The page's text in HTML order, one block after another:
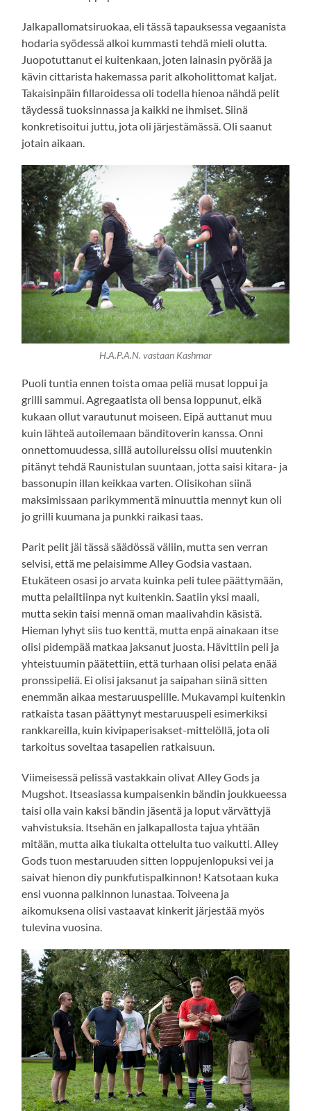
Jalkapallomatsiruokaa, eli tässä tapauksessa vegaanista
hodaria syödessä alkoi kummasti tehdä mieli olutta.
Juopotuttanut ei kuitenkaan, joten lainasin pyörää ja
kävin cittarista hakemassa parit alkoholittomat kaljat.
Takaisinpäin fillaroidessa oli todella hienoa nähdä pelit
täydessä tuoksinnassa ja kaikki ne ihmiset. Siinä
konkretisoitui juttu, jota oli järjestämässä. Oli saanut
jotain aikaan.
H.A.P.A.N. vastaan Kashmar
Puoli tuntia ennen toista omaa peliä musat loppui ja
grilli sammui. Agregaatista oli bensa loppunut, eikä
kukaan ollut varautunut moiseen. Eipä auttanut muu
kuin lähteä autoilemaan bänditoverin kanssa. Onni
onnettomuudessa, sillä autoilureissu olisi muutenkin
pitänyt tehdä Raunistulan suuntaan, jotta saisi kitara- ja
bassonupin illan keikkaa varten. Olisikohan siinä
maksimissaan parikymmentä minuuttia mennyt kun oli
jo grilli kuumana ja punkki raikasi taas.
Parit pelit jäi tässä säädössä väliin, mutta sen verran
selvisi, että me pelaisimme Alley Godsia vastaan.
Etukäteen osasi jo arvata kuinka peli tulee päättymään,
mutta pelailtiinpa nyt kuitenkin. Saatiin yksi maali,
mutta sekin taisi mennä oman maalivahdin käsistä.
Hieman lyhyt siis tuo kenttä, mutta enpä ainakaan itse
olisi pidempää matkaa jaksanut juosta. Hävittiin peli ja
yhteistuumin päätettiin, että turhaan olisi pelata enää
pronssipeliä. Ei olisi jaksanut ja saipahan siinä sitten
enemmän aikaa mestaruuspelille. Mukavampi kuitenkin
ratkaista tasan päättynyt mestaruuspeli esimerkiksi
rankkareilla, kuin kivipaperisakset-mittelöllä, jota oli
tarkoitus soveltaa tasapelien ratkaisuun.
Viimeisessä pelissä vastakkain olivat Alley Gods ja
Mugshot. Itseasiassa kumpaisenkin bändin joukkueessa
taisi olla vain kaksi bändin jäsentä ja loput värvättyjä
vahvistuksia. Itsehän en jalkapallosta tajua yhtään
mitään, mutta aika tiukalta ottelulta tuo vaikutti. Alley
Gods tuon mestaruuden sitten loppujenlopuksi vei ja
saivat hienon diy punkfutispalkinnon! Katsotaan kuka
ensi vuonna palkinnon lunastaa. Toiveena ja
aikomuksena olisi vastaavat kinkerit järjestää myös
tulevina vuosina.